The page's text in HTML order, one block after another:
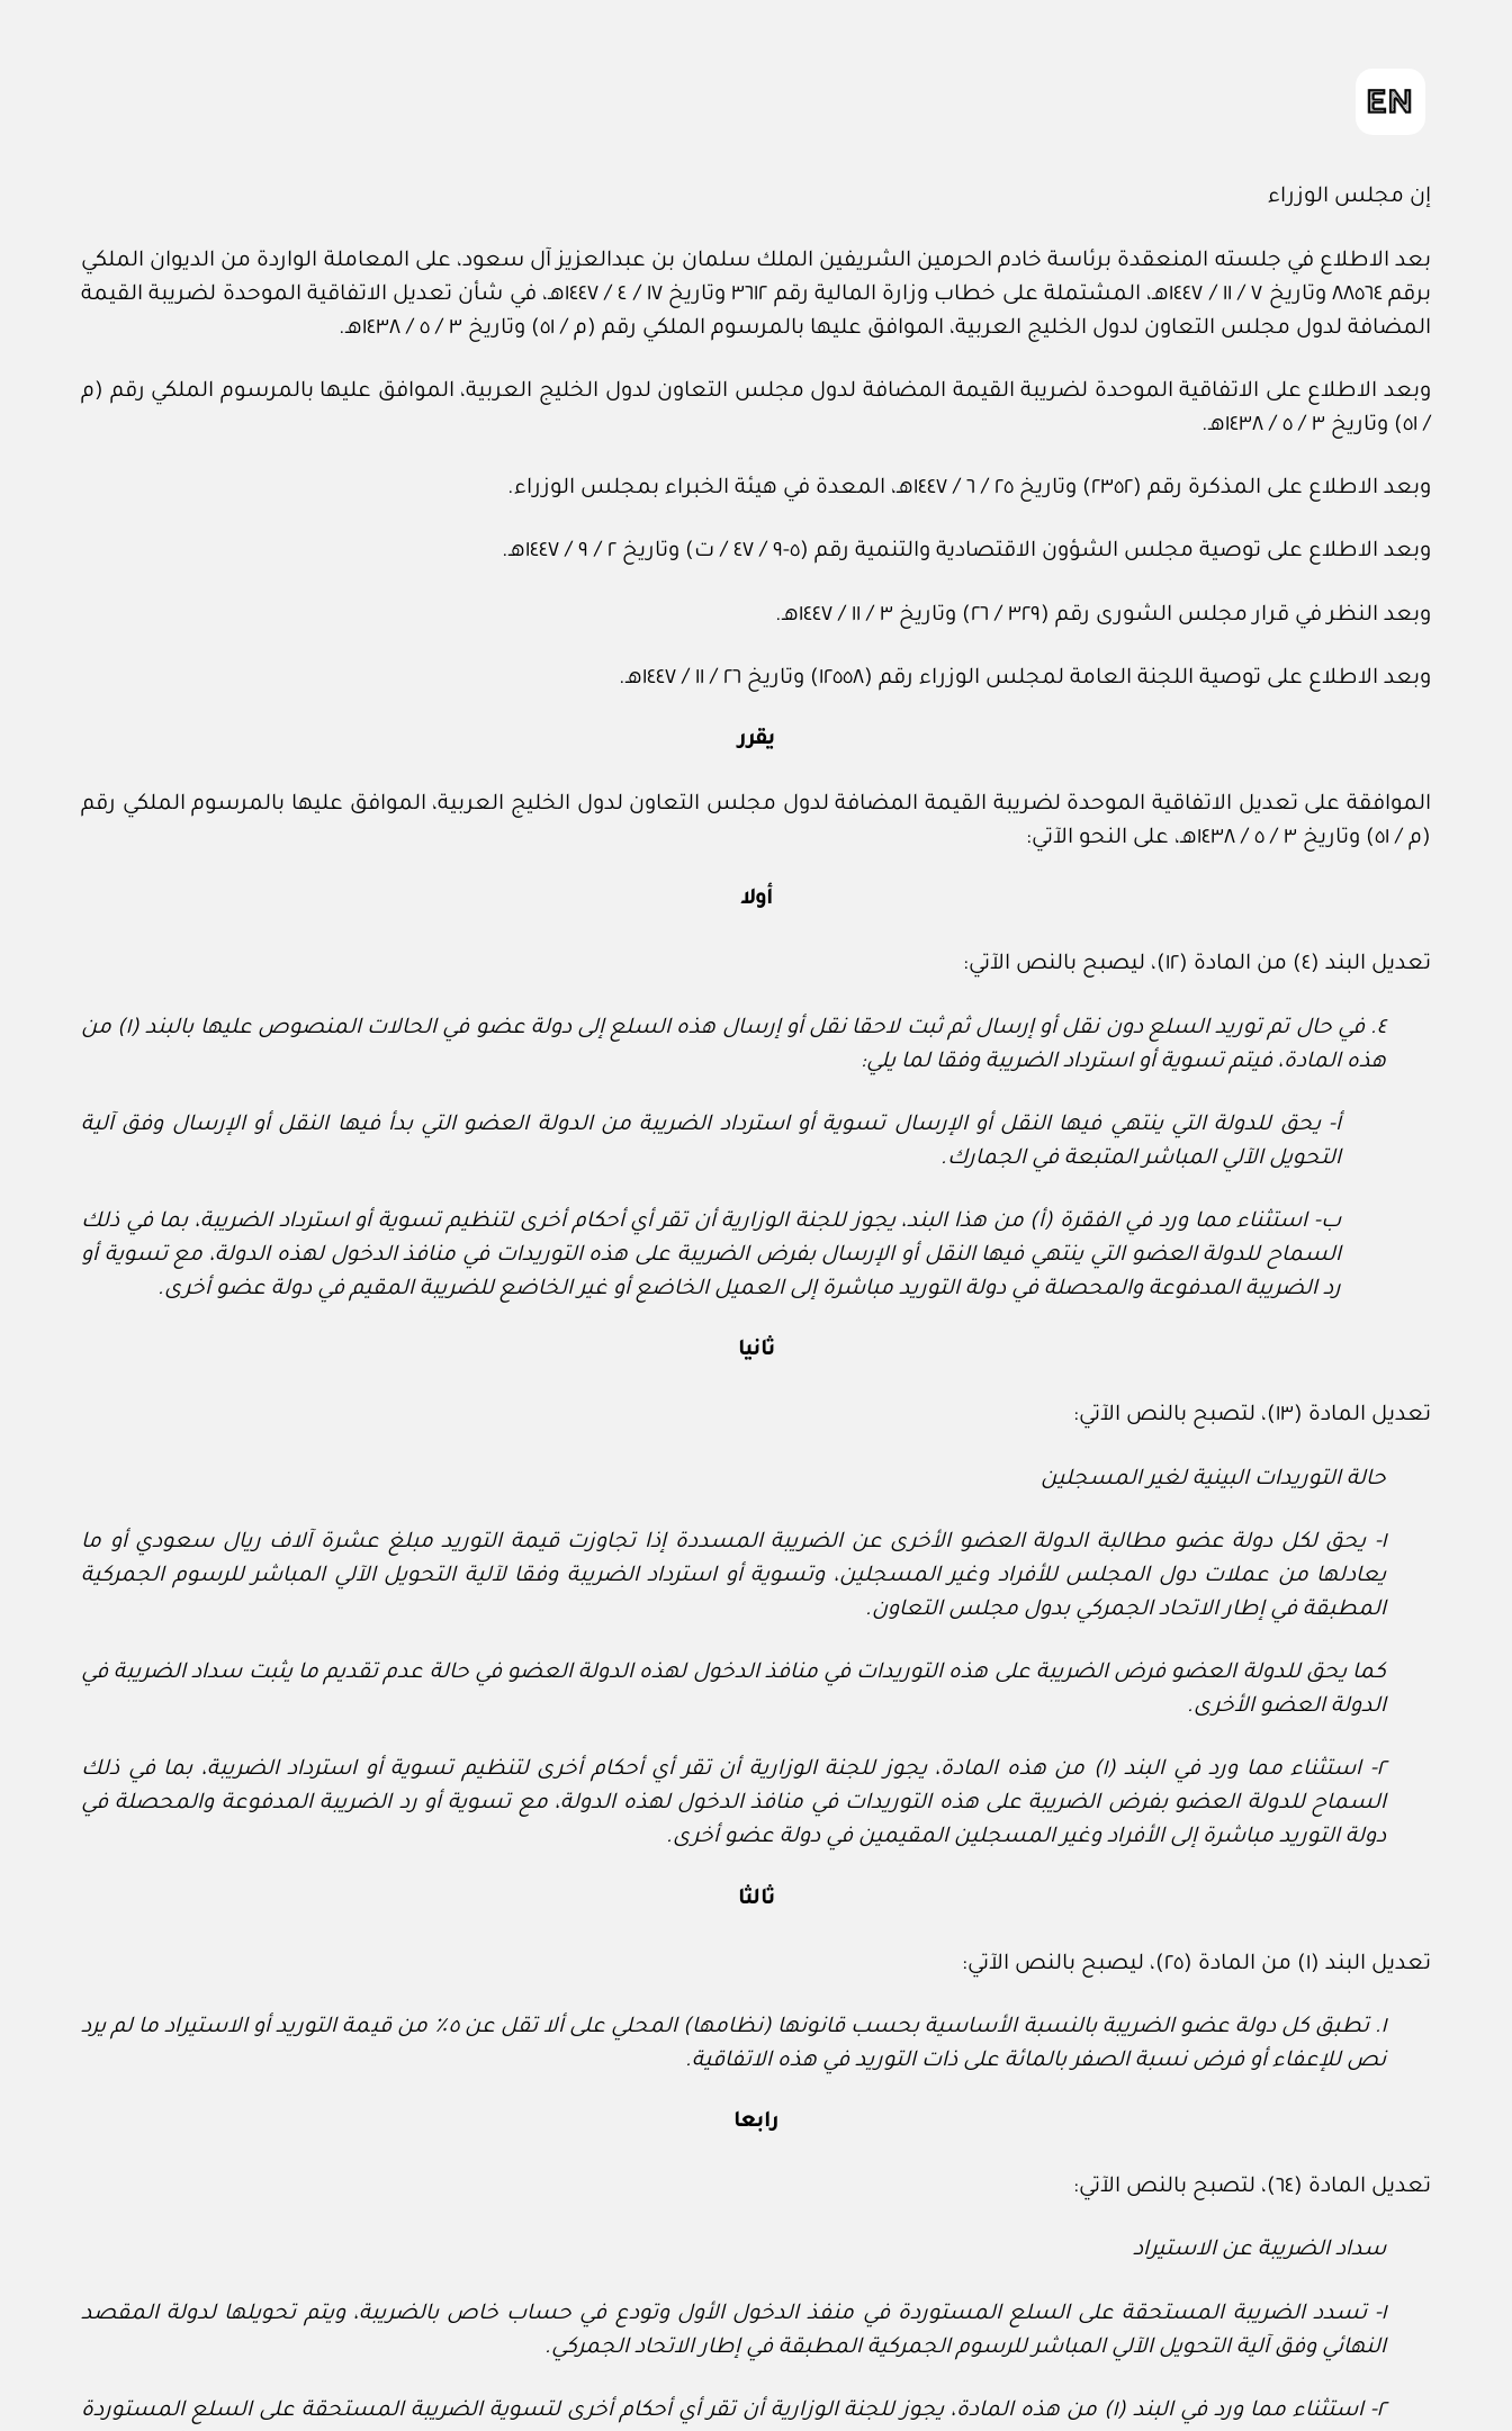
إن مجلس الوزراء
بعد الاطلاع في جلسته المنعقدة برئاسة خادم الحرمين الشريفين الملك سلمان بن عبدالعزيز آل سعود، على المعاملة الواردة من الديوان الملكي
برقم ٨٨٥٦٤ وتاريخ ٧ / ١١ / ١٤٤٧هـ، المشتملة على خطاب وزارة المالية رقم ٣٦١٢ وتاريخ ١٧ / ٤ / ١٤٤٧هـ، في شأن تعديل الاتفاقية الموحدة لضريبة القيمة
المضافة لدول مجلس التعاون لدول الخليج العربية، الموافق عليها بالمرسوم الملكي رقم (م / ٥١) وتاريخ ٣ / ٥ / ١٤٣٨هـ.
وبعد الاطلاع على الاتفاقية الموحدة لضريبة القيمة المضافة لدول مجلس التعاون لدول الخليج العربية، الموافق عليها بالمرسوم الملكي رقم (م
/ ٥١) وتاريخ ٣ / ٥ / ١٤٣٨هـ.
وبعد الاطلاع على المذكرة رقم (٢٣٥٢) وتاريخ ٢٥ / ٦ / ١٤٤٧هـ، المعدة في هيئة الخبراء بمجلس الوزراء.
وبعد الاطلاع على توصية مجلس الشؤون الاقتصادية والتنمية رقم (٥-٩ / ٤٧ / ت) وتاريخ ٢ / ٩ / ١٤٤٧هـ.
وبعد النظر في قرار مجلس الشورى رقم (٣٢٩ / ٢٦) وتاريخ ٣ / ١١ / ١٤٤٧هـ.
وبعد الاطلاع على توصية اللجنة العامة لمجلس الوزراء رقم (١٢٥٥٨) وتاريخ ٢٦ / ١١ / ١٤٤٧هـ.
يقرر
الموافقة على تعديل الاتفاقية الموحدة لضريبة القيمة المضافة لدول مجلس التعاون لدول الخليج العربية، الموافق عليها بالمرسوم الملكي رقم
(م / ٥١) وتاريخ ٣ / ٥ / ١٤٣٨هـ، على النحو الآتي:
أولا
تعديل البند (٤) من المادة (١٢)، ليصبح بالنص الآتي:
٤. في حال تم توريد السلع دون نقل أو إرسال ثم ثبت لاحقا نقل أو إرسال هذه السلع إلى دولة عضو في الحالات المنصوص عليها بالبند (١) من
هذه المادة، فيتم تسوية أو استرداد الضريبة وفقا لما يلي:
أ- يحق للدولة التي ينتهي فيها النقل أو الإرسال تسوية أو استرداد الضريبة من الدولة العضو التي بدأ فيها النقل أو الإرسال وفق آلية
التحويل الآلي المباشر المتبعة في الجمارك.
ب‏- استثناء مما ورد في الفقرة (أ) من هذا البند، يجوز للجنة الوزارية أن تقر أي أحكام أخرى لتنظيم تسوية أو استرداد الضريبة، بما في ذلك
السماح للدولة العضو التي ينتهي فيها النقل أو الإرسال بفرض الضريبة على هذه التوريدات في منافذ الدخول لهذه الدولة، مع تسوية أو
رد الضريبة المدفوعة والمحصلة في دولة التوريد مباشرة إلى العميل الخاضع أو غير الخاضع للضريبة المقيم في دولة عضو أخرى.
ثانيا
تعديل المادة (١٣)، لتصبح بالنص الآتي:
حالة التوريدات البينية لغير المسجلين
١‏- يحق لكل دولة عضو مطالبة الدولة العضو الأخرى عن الضريبة المسددة إذا تجاوزت قيمة التوريد مبلغ عشرة آلاف ريال سعودي أو ما
يعادلها من عملات دول المجلس للأفراد وغير المسجلين، وتسوية أو استرداد الضريبة وفقا لآلية التحويل الآلي المباشر للرسوم الجمركية
المطبقة في إطار الاتحاد الجمركي بدول مجلس التعاون.
كما يحق للدولة العضو فرض الضريبة على هذه التوريدات في منافذ الدخول لهذه الدولة العضو في حالة عدم تقديم ما يثبت سداد الضريبة في
الدولة العضو الأخرى.
٢
‏- استثناء مما ورد في البند (١) من هذه المادة، يجوز للجنة الوزارية أن تقر أي أحكام أخرى لتنظيم تسوية أو استرداد الضريبة، بما في ذلك
السماح للدولة العضو بفرض الضريبة على هذه التوريدات في منافذ الدخول لهذه الدولة، مع تسوية أو رد الضريبة المدفوعة والمحصلة في
دولة التوريد مباشرة إلى الأفراد وغير المسجلين المقيمين في دولة عضو أخرى.
ثالثا
تعديل البند (١) من المادة (٢٥)، ليصبح بالنص الآتي:
١. تطبق كل دولة عضو الضريبة بالنسبة الأساسية بحسب قانونها (نظامها) المحلي على ألا تقل عن ٥٪ من قيمة التوريد أو الاستيراد ما لم يرد
نص للإعفاء أو فرض نسبة الصفر بالمائة على ذات التوريد في هذه الاتفاقية.
رابعا
تعديل المادة (٦٤)، لتصبح بالنص الآتي:
سداد الضريبة عن الاستيراد
١‏- تسدد الضريبة المستحقة على السلع المستوردة في منفذ الدخول الأول وتودع في حساب خاص بالضريبة، ويتم تحويلها لدولة المقصد
النهائي وفق آلية التحويل الآلي المباشر للرسوم الجمركية المطبقة في إطار الاتحاد الجمركي.
٢
‏- استثناء مما ورد في البند (١) من هذه المادة، يجوز للجنة الوزارية أن تقر أي أحكام أخرى لتسوية الضريبة المستحقة على السلع المستوردة